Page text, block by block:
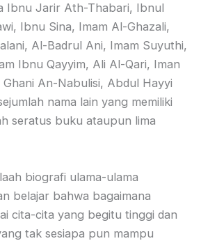
Ibnu Jarir Ath-Thabari, Ibnul
Ibnu Sina, Imam Al-Ghazali,
Al-Badrul Ani, Imam Suyuthi,
Ibnu Qayyim, Ali Al-Qari, Iman
An-Nabulisi, Abdul Hayyi
nama lain yang memiliki
seratus buku ataupun lima
biografi ulama-ulama
belajar bahwa bagaimana
cita-cita yang begitu tinggi dan
tak sesiapa pun mampu